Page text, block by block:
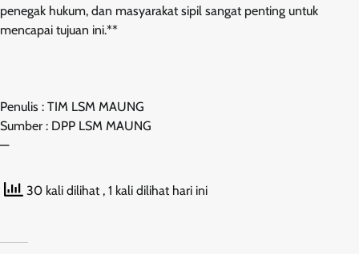
penegak hukum, dan masyarakat sipil sangat penting untuk
mencapai tujuan ini.**
Penulis : TIM LSM MAUNG
Sumber : DPP LSM MAUNG
—
30 kali dilihat , 1 kali dilihat hari ini